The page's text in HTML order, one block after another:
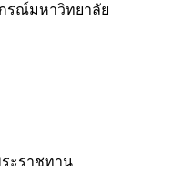
รณ์มหาวิทยาลัย
ระราชทาน